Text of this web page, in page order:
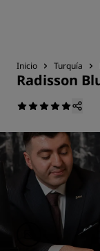
Inicio Turquía
Radisson